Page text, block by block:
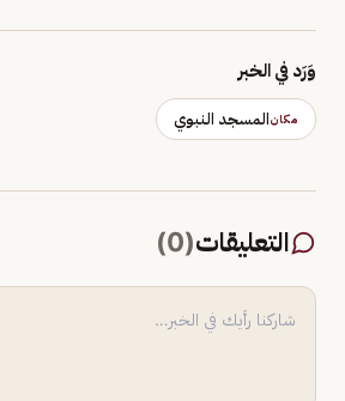
وَرَد في الخبر
مكانالمسجد النبوي
التعليقات(
0
)